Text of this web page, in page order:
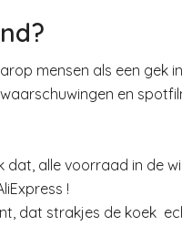
mensen als een gek
en
dat, alle voorraad in de
!
dat strakjes de koek